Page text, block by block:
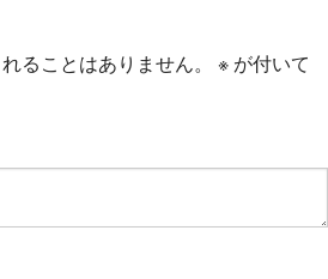
ることはありません。 ※ が付いて